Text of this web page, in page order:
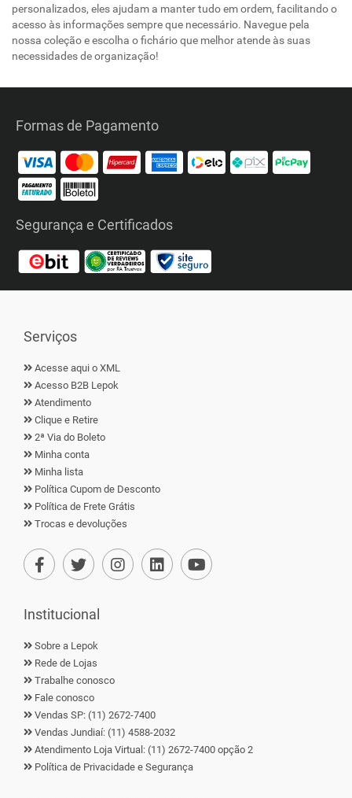
personalizados, eles ajudam a manter tudo em ordem, facilitando o
acesso às informações sempre que necessário. Navegue pela
nossa coleção e escolha o fichário que melhor atende às suas
necessidades de organização!
Formas de Pagamento
Segurança e Certificados
Serviços
Acesse aqui o XML
Acesso B2B Lepok
Atendimento
Clique e Retire
2ª Via do Boleto
Minha conta
Minha lista
Política Cupom de Desconto
Política de Frete Grátis
Trocas e devoluções
Institucional
Sobre a Lepok
Rede de Lojas
Trabalhe conosco
Fale conosco
Vendas SP: (11) 2672-7400
Vendas Jundiaí: (11) 4588-2032
Atendimento Loja Virtual: (11) 2672-7400 opção 2
Política de Privacidade e Segurança